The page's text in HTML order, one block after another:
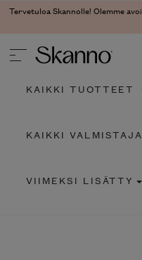
Tervetuloa Skannolle! Olemme
Type 2 or more
KAIKKI TUOTTEET
KAIKKI
VIIMEKSI LISÄTTY